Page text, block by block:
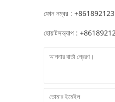
ফোন নম্বর :
হোয়াটসঅ্যাপ :